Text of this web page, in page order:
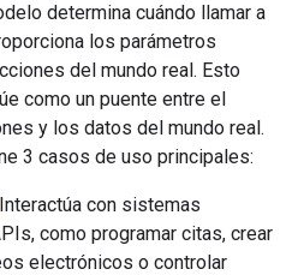
determina cuándo llamar a
los parámetros
del mundo real. Esto
como un puente entre el
y los datos del mundo real.
3 casos de uso principales:
Interactúa con sistemas
como programar citas, crear
electrónicos o controlar